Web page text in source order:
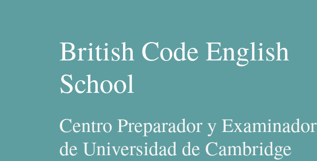
British Code English
School
Centro Preparador y Examinador
de Universidad de Cambridge